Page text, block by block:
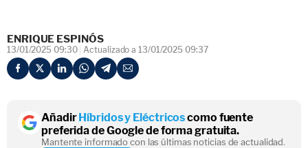
ENRIQUE ESPINÓS
13/01/2025 09:30 Actualizado a 13/01/2025 09:37
AñadirHíbridos y Eléctricoscomo fuente
preferida de Google de forma gratuita.
Mantente informado con las últimas noticias de actualidad.